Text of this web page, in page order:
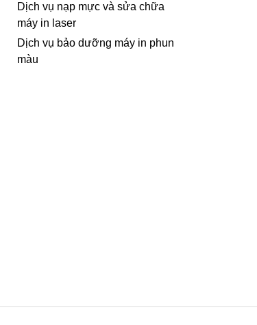
Dịch vụ nạp mực và sửa chữa
máy in laser
Dịch vụ bảo dưỡng máy in phun
màu